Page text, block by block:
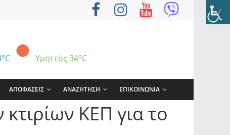
Υμηττός 34°C
ΑΠΟΦΑΣΕΙΣ ΑΝΑΖΗΤΗΣΗ ΕΠΙΚΟΙΝΩΝΙΑ
ΚΕΠ για το